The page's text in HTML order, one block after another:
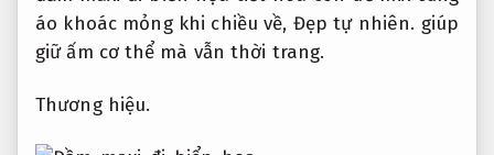
áo khoác mỏng khi chiều về, Đẹp tự nhiên. giúp
giữ ấm cơ thể mà vẫn thời trang.
Thương hiệu.